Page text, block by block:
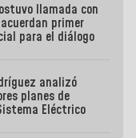
llamada con
primer
para el diálogo
analizó
planes de
Eléctrico